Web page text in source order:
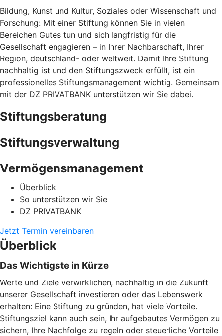
Bildung, Kunst und Kultur, Soziales oder Wissenschaft und
Forschung: Mit einer Stiftung können Sie in vielen
Bereichen Gutes tun und sich langfristig für die
Gesellschaft engagieren – in Ihrer Nachbarschaft, Ihrer
Region, deutschland- oder weltweit. Damit Ihre Stiftung
nachhaltig ist und den Stiftungszweck erfüllt, ist ein
professionelles Stiftungsmanagement wichtig. Gemeinsam
mit der DZ PRIVATBANK unterstützen wir Sie dabei.
Stiftungsberatung
Stiftungsverwaltung
Vermögensmanagement
Überblick
So unterstützen wir Sie
DZ PRIVATBANK
Jetzt Termin vereinbaren
Überblick
Das Wichtigste in Kürze
Werte und Ziele verwirklichen, nachhaltig in die Zukunft
unserer Gesellschaft investieren oder das Lebenswerk
erhalten: Eine Stiftung zu gründen, hat viele Vorteile.
Stiftungsziel kann auch sein, Ihr aufgebautes Vermögen zu
sichern, Ihre Nachfolge zu regeln oder steuerliche Vorteile